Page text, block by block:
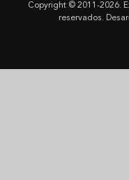
Copyright © 2011-2026.
reservados.